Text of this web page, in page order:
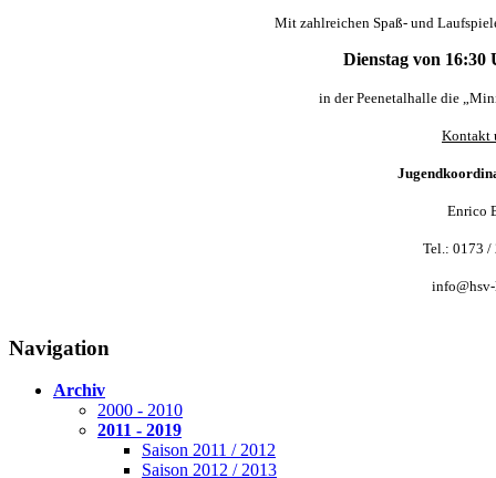
Mit zahlreichen Spaß- und
Dienstag von 16:30
in der Peenetalhalle die
Kontakt
Enrico
Tel.: 0173 /
Navigation
Archiv
2000 - 2010
2011 - 2019
Saison 2011 / 2012
Saison 2012 / 2013